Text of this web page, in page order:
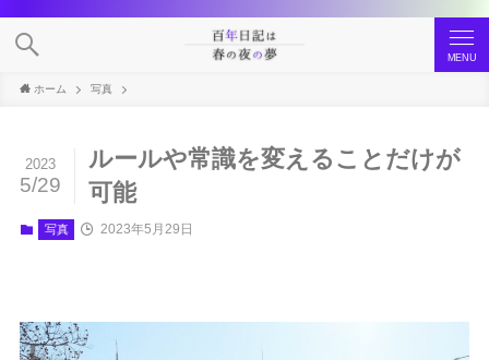
MENU
ホーム 写真
ルールや常識を変えることだけが
可能
2023
5/29
写真 2023年5月29日